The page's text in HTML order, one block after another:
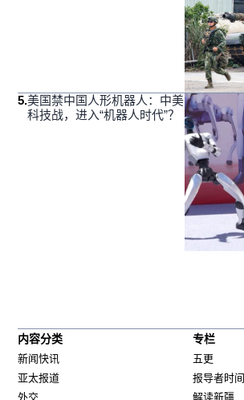
5.美国禁中国人形机器人：中美
科技战，进入“机器人时代”？
内容分类
新闻快讯
亚太报道
外交
专栏
五更
报导者时间
解读新疆